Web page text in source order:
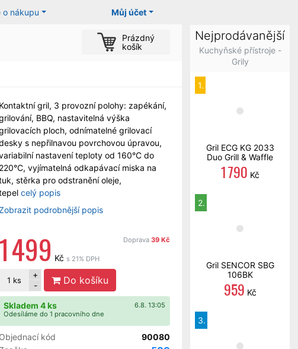
Můj účet
o nákupu
Prázdný
košík
Kontaktní gril, 3 provozní polohy: zapékání,
BBQ, nastavitelná výška
ploch, odnímatelné grilovací
s nepřilnavou povrchovou úpravou,
nastavení teploty od 160°C do
220°C, vyjímatelná odkapávací miska na
stěrka pro odstranění oleje,
celý popis
podrobnější popis
Doprava 39 Kč
1 499 Kč s 21% DPH
1 ks
+
-
Do košíku
6.8. 13:05
Skladem 4 ks
Odesíláme do 1 pracovního dne
Objednací kód
90080
Nejprodávanější
Kuchyňské přístroje -
Grily
1.
Gril ECG KG 2033
Duo Grill & Waffle
1 790 Kč
2.
Gril SENCOR SBG
106BK
959 Kč
3.